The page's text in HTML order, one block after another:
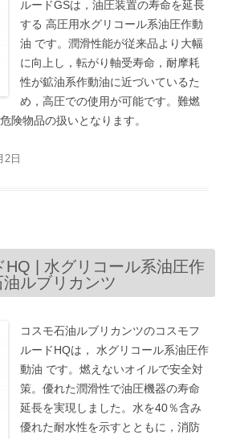
ルードGSは，油圧装置の寿命を延長
する 高圧用水グリコール系油圧作動
油 です。潤滑性能が従来品より大幅
に向上し，転がり軸受寿命，耐摩耗
性が鉱油系作動油に近づいているた
め，高圧での使用が可能です。難燃
険物品の扱いとなります。
2日
HQ | 水グリコール系油圧作
ルブリカンツ
コスモ石油ルブリカンツのコスモフ
ルードHQは， 水グリコール系油圧作
動油 です。燃えないオイルで安全対
策。優れた潤滑性で油圧機器の寿命
延長を実現しました。水を40％含み
優れた耐水性を示すとともに，消防